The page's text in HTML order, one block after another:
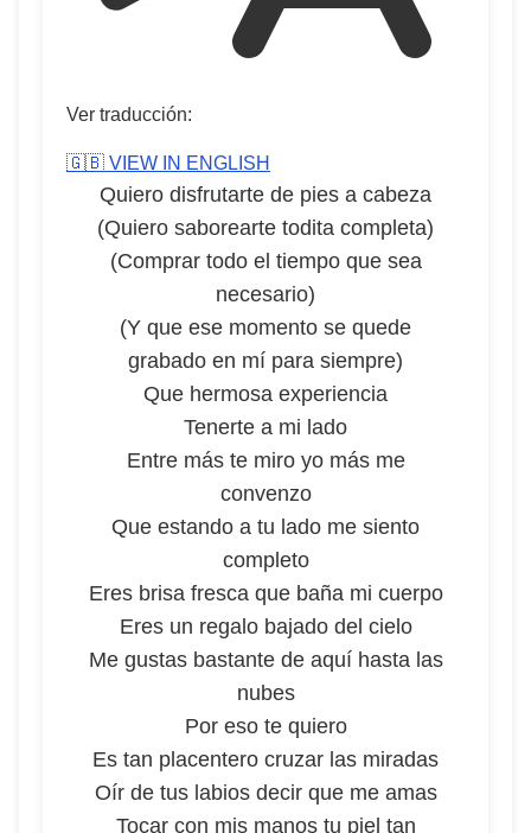
Ver traducción:
🇬🇧 VIEW IN ENGLISH
Quiero disfrutarte de pies a cabeza
(Quiero saborearte todita completa)
(Comprar todo el tiempo que sea
necesario)
(Y que ese momento se quede
grabado en mí para siempre)
Que hermosa experiencia
Tenerte a mi lado
Entre más te miro yo más me
convenzo
Que estando a tu lado me siento
completo
Eres brisa fresca que baña mi cuerpo
Eres un regalo bajado del cielo
Me gustas bastante de aquí hasta las
nubes
Por eso te quiero
Es tan placentero cruzar las miradas
Oír de tus labios decir que me amas
Tocar con mis manos tu piel tan